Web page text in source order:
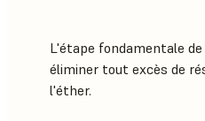
L'étape fondamentale
éliminer tout excès de
l'éther.